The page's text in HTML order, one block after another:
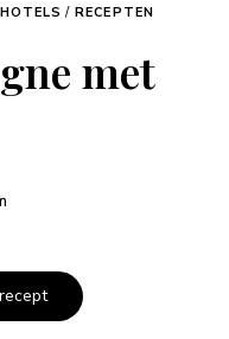
/ RECEPTEN
met